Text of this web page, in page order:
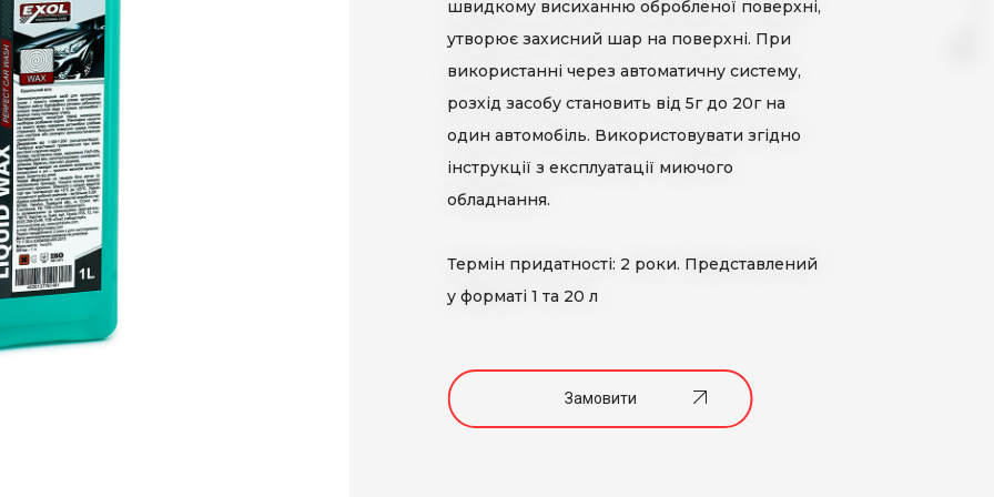
КОНТАКТИ
рідини
AdBlue
швидкому висиханню обробленої поверхні,
утворює захисний шар на поверхні. При
використанні через автоматичну систему,
розхід засобу становить від 5г до 20г на
один автомобіль. Використовувати згідно
інструкції з експлуатації миючого
обладнання.
Термін придатності: 2 роки. Представлений
у форматі 1 та 20 л
Замовити